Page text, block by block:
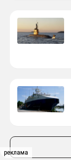
реклама
реклама